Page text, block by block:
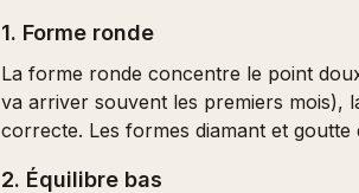
1. Forme ronde
La forme ronde concentre le point
va arriver souvent les premiers mois),
correcte. Les formes diamant et
2. Équilibre bas